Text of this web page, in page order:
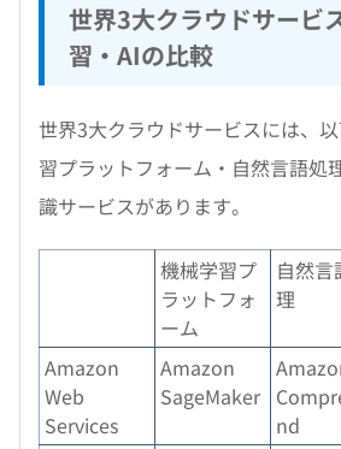
世界3大クラウドサービ
習・AIの比較
世界3大クラウドサービスには、
習プラットフォーム・自然言語処
識サービスがあります。
機械学習プ
ラットフォ
ーム
自然言
理
Amazon
Web
Services
Amazon
SageMaker
nd